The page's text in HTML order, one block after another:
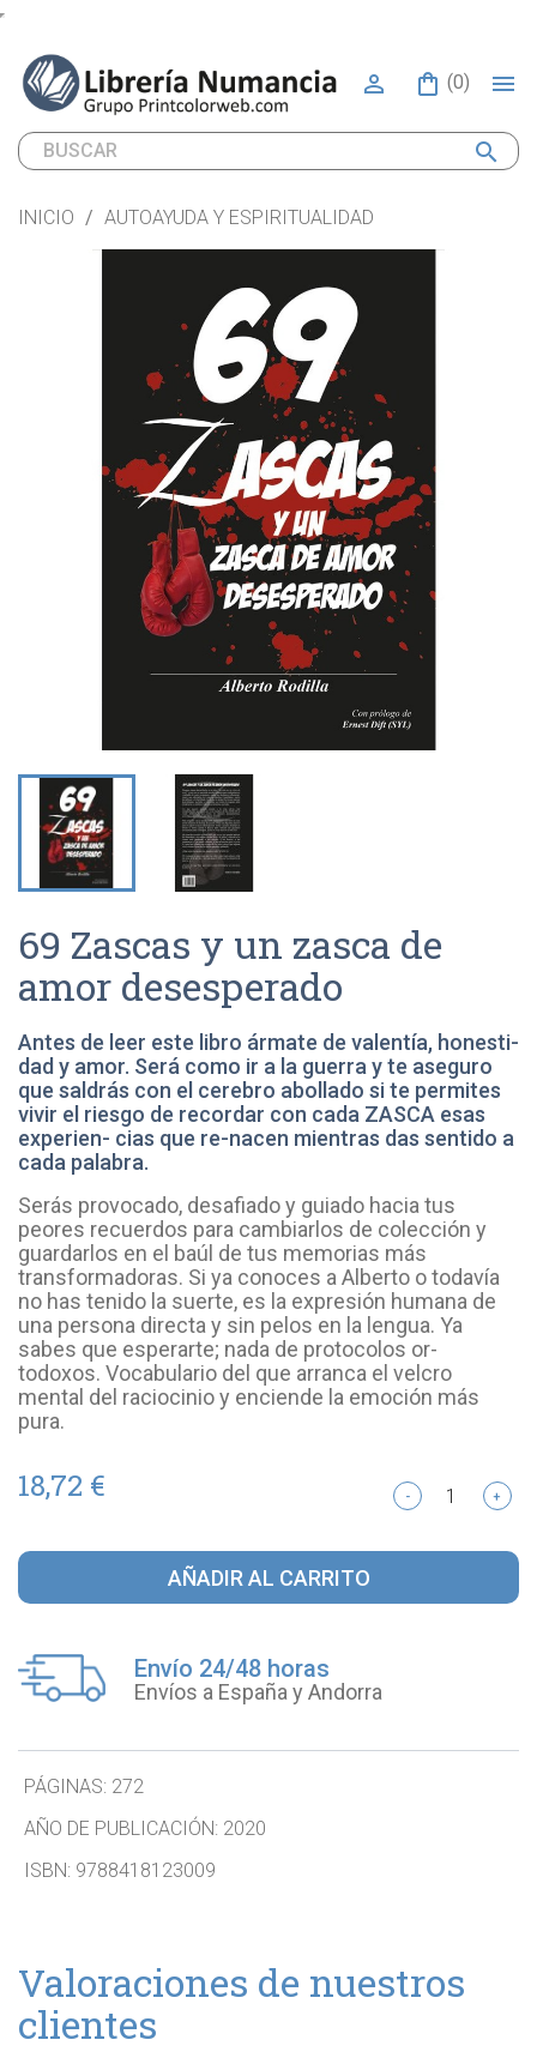
 (0) 
search
INICIO AUTOAYUDA Y ESPIRITUALIDAD
69 Zascas y un zasca de
amor desesperado
Antes de leer este libro ármate de valentía, honesti-
dad y amor. Será como ir a la guerra y te aseguro
que saldrás con el cerebro abollado si te permites
vivir el riesgo de recordar con cada ZASCA esas
experien- cias que re-nacen mientras das sentido a
cada palabra.
Serás provocado, desafiado y guiado hacia tus
peores recuerdos para cambiarlos de colección y
guardarlos en el baúl de tus memorias más
transformadoras. Si ya conoces a Alberto o todavía
no has tenido la suerte, es la expresión humana de
una persona directa y sin pelos en la lengua. Ya
sabes que esperarte; nada de protocolos or-
todoxos. Vocabulario del que arranca el velcro
mental del raciocinio y enciende la emoción más
pura.
18,72 € - +
AÑADIR AL CARRITO
Envío 24/48 horas
Envíos a España y Andorra
PÁGINAS: 272
AÑO DE PUBLICACIÓN: 2020
ISBN: 9788418123009
Valoraciones de nuestros
clientes